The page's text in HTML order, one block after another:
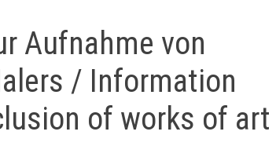
Aufnahme von
/ Information
of works of art